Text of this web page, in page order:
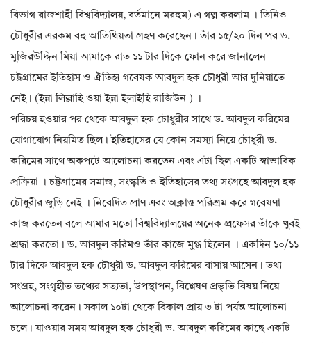
বিভাগ রাজশাহী বিশ্ববিদ্যালয়, বর্তমানে মরহুম) এ গল্প করলাম । তিনিও
চৌধুরীর এরকম বহু আতিথিয়তা গ্রহণ করেছেন। তাঁর ১৫/২০ দিন পর ড.
মুজিরউদ্দিন মিয়া আমাকে রাত ১১ টার দিকে ফোন করে জানালেন
চট্টগ্রামের ইতিহাস ও ঐতিহ্য গবেষক আবদুল হক চৌধুরী আর দুনিয়াতে
নেই। (ইন্না লিল্লাহি ওয়া ইন্না ইলাইহি রাজিউন ) ।
পরিচয় হওয়ার পর থেকে আবদুল হক চৌধুরীর সাথে ড. আবদুল করিমের
যোগাযোগ নিয়মিত ছিল। ইতিহাসের যে কোন সমস্যা নিয়ে চৌধুরী ড.
করিমের সাথে অকপটে আলোচনা করতেন এবং এটা ছিল একটি স্বাভাবিক
প্রক্রিয়া । চট্টগ্রামের সমাজ, সংস্কৃতি ও ইতিহাসের তথ্য সংগ্রহে আবদুল হক
চৌধুরীর জুড়ি নেই । নিবেদিত প্রাণ এবং অক্লান্ত পরিশ্রম করে গবেষণা
কাজ করতেন বলে আমার মতো বিশ্ববিদ্যালয়ের অনেক প্রফেসর তাঁকে খুবই
শ্রদ্ধা করতো। ড. আবদুল করিমও তাঁর কাজে মুগ্ধ ছিলেন । একদিন ১০/১১
টার দিকে আবদুল হক চৌধুরী ড. আবদুল করিমের বাসায় আসেন। তথ্য
সংগ্রহ, সংগৃহীত তথ্যের সত্যতা, উপস্থাপন, বিশ্লেষণ প্রভৃতি বিষয় নিয়ে
আলোচনা করেন। সকাল ১০টা থেকে বিকাল প্রায় ৩ টা পর্যন্ত আলোচনা
চলে। যাওয়ার সময় আবদুল হক চৌধুরী ড. আবদুল করিমের কাছে একটি